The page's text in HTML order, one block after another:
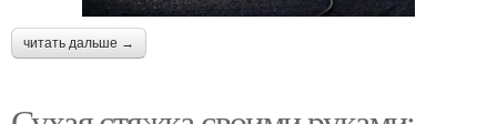
читать дальше →